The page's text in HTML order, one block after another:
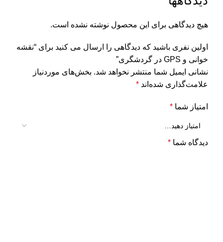
هیچ دیدگاهی برای این محصول نوشته نشده است.
اولین نفری باشید که دیدگاهی را ارسال می کنید برای “نقشه‌
خوانی و GPS در گردشگری”
نشانی ایمیل شما منتشر نخواهد شد. بخش‌های موردنیاز
علامت‌گذاری شده‌اند *
امتیاز شما *
دیدگاه شما *